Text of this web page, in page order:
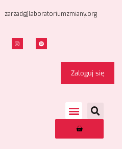
zarzad@laboratoriumzmiany.org
Zaloguj się